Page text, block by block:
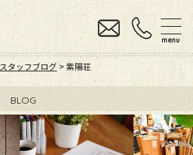
menu
スタッフブログ > 紫陽荘
BLOG